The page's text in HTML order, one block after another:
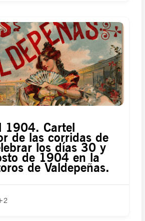
1904. Cartel
de las corridas de
los días 30 y
de 1904 en la
de Valdepeñas.